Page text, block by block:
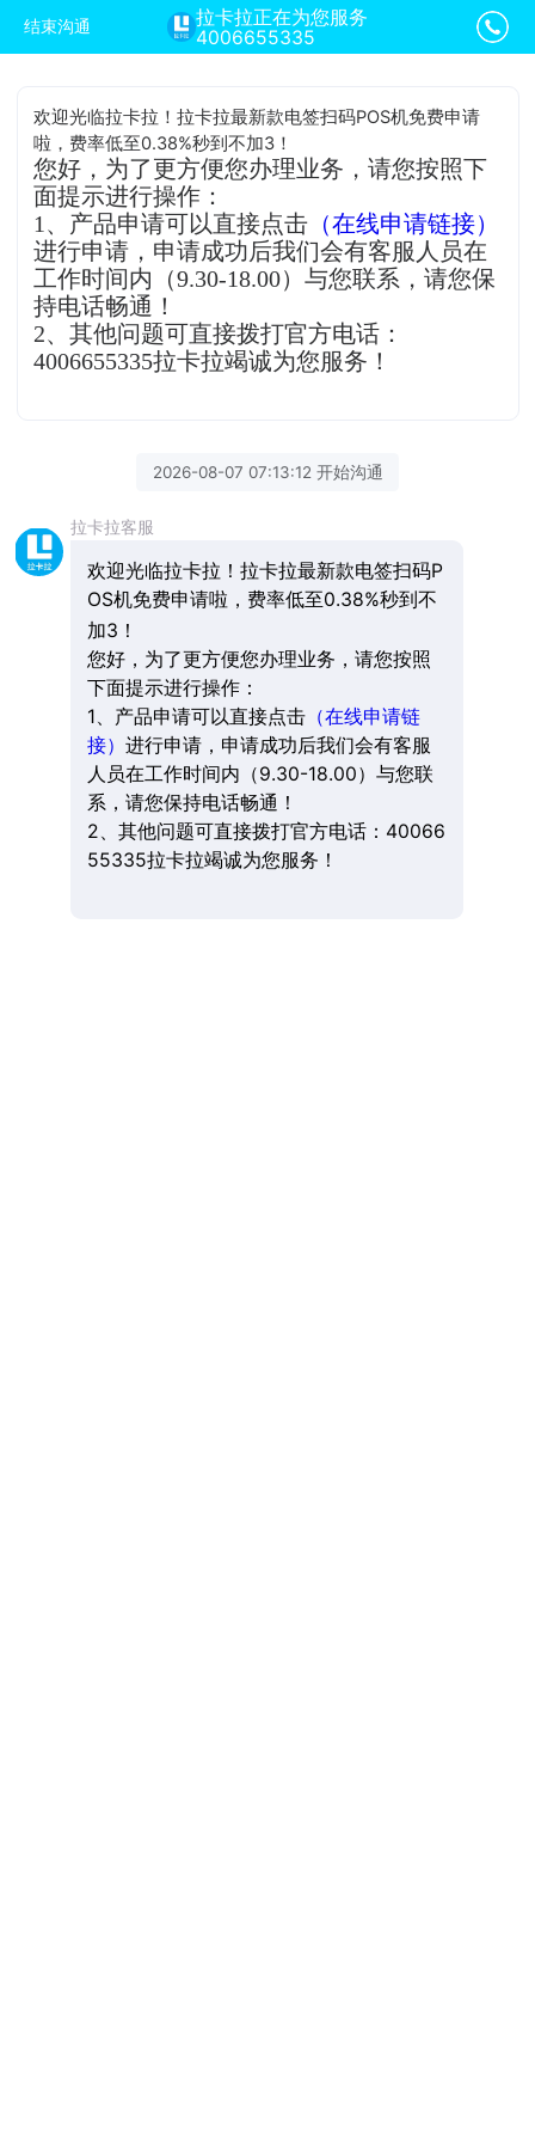
结束沟通
拉卡拉正在为您服务
4006655335
欢迎光临拉卡拉！拉卡拉最新款电签扫码POS机免费申请
啦，费率低至0.38%秒到不加3！
您好，为了更方便您办理业务，请您按照下
面提示进行操作：
1、产品申请可以直接点击 （在线申请链接）
进行申请，申请成功后我们会有客服人员在
工作时间内（9.30-18.00）与您联系，请您保
持电话畅通！
2、其他问题可直接拨打官方电话：
4006655335拉卡拉竭诚为您服务！
2026-08-07 07:13:12 开始沟通
拉卡拉客服
欢迎光临拉卡拉！拉卡拉最新款电签扫码P
OS机免费申请啦，费率低至0.38%秒到不
加3！
您好，为了更方便您办理业务，请您按照
下面提示进行操作：
1、产品申请可以直接点击（在线申请链
接） 进行申请，申请成功后我们会有客服
人员在工作时间内（9.30-18.00）与您联
系，请您保持电话畅通！
2、其他问题可直接拨打官方电话：40066
55335拉卡拉竭诚为您服务！